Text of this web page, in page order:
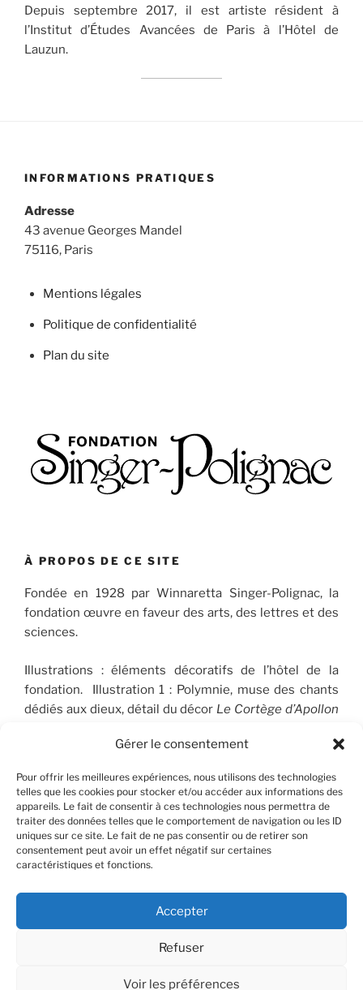
Gérer le consentement
Pour offrir les meilleures expériences, nous utilisons des technologies
telles que les cookies pour stocker et/ou accéder aux informations des
appareils. Le fait de consentir à ces technologies nous permettra de
traiter des données telles que le comportement de navigation ou les ID
uniques sur ce site. Le fait de ne pas consentir ou de retirer son
consentement peut avoir un effet négatif sur certaines
caractéristiques et fonctions.
Accepter
Refuser
Voir les préférences
Depuis septembre 2017, il est artiste résident à
l’Institut d’Études Avancées de Paris à l’Hôtel de
Lauzun.
INFORMATIONS PRATIQUES
Adresse
43 avenue Georges Mandel
75116, Paris
Mentions légales
Politique de confidentialité
Plan du site
À PROPOS DE CE SITE
Fondée en 1928 par Winnaretta Singer-Polignac, la
fondation œuvre en faveur des arts, des lettres et des
sciences.
Illustrations : éléments décoratifs de l’hôtel de la
fondation. Illustration 1 : Polymnie, muse des chants
dédiés aux dieux, détail du décor Le Cortège d’Apollon
orne le plafond du Salon de musique. © FSP/OLG
RECHERCHER
Recherche
pour
:
InstagramContact